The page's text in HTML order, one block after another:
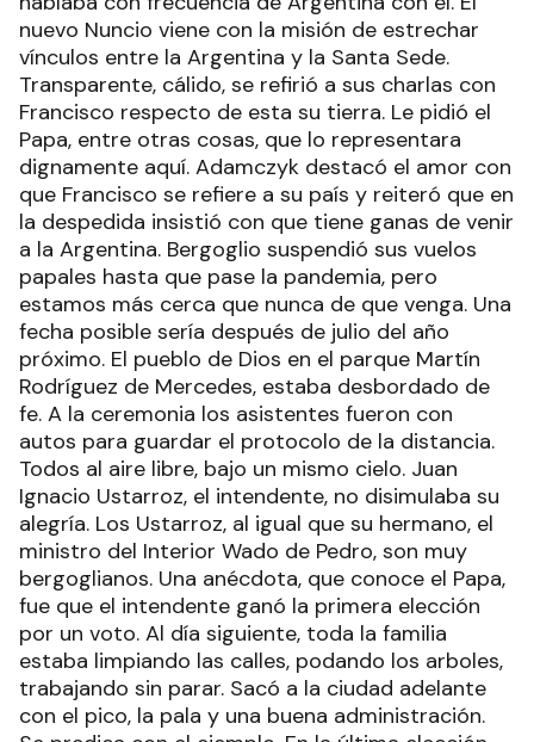
nuevo Nuncio viene con la misión de estrechar
vínculos entre la Argentina y la Santa Sede.
Transparente, cálido, se refirió a sus charlas con
Francisco respecto de esta su tierra. Le pidió el
Papa, entre otras cosas, que lo representara
dignamente aquí. Adamczyk destacó el amor con
que Francisco se refiere a su país y reiteró que en
la despedida insistió con que tiene ganas de venir
a la Argentina. Bergoglio suspendió sus vuelos
papales hasta que pase la pandemia, pero
estamos más cerca que nunca de que venga. Una
fecha posible sería después de julio del año
próximo. El pueblo de Dios en el parque Martín
Rodríguez de Mercedes, estaba desbordado de
fe. A la ceremonia los asistentes fueron con
autos para guardar el protocolo de la distancia.
Todos al aire libre, bajo un mismo cielo. Juan
Ignacio Ustarroz, el intendente, no disimulaba su
alegría. Los Ustarroz, al igual que su hermano, el
ministro del Interior Wado de Pedro, son muy
bergoglianos. Una anécdota, que conoce el Papa,
fue que el intendente ganó la primera elección
por un voto. Al día siguiente, toda la familia
estaba limpiando las calles, podando los arboles,
trabajando sin parar. Sacó a la ciudad adelante
con el pico, la pala y una buena administración.